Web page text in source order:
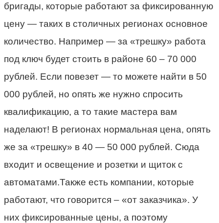
бригады, которые работают за фиксированную
цену — таких в столичных регионах основное
количество. Например — за «трешку» работа
под ключ будет стоить в районе 60 – 70 000
рублей. Если повезет — то можете найти в 50
000 рублей, но опять же нужно спросить
квалификацию, а то такие мастера вам
наделают! В регионах нормальная цена, опять
же за «трешку» в 40 — 50 000 рублей. Сюда
входит и освещение и розетки и щиток с
автоматами.Также есть компании, которые
работают, что говорится – «от заказчика». У
них фиксированные цены, а поэтому